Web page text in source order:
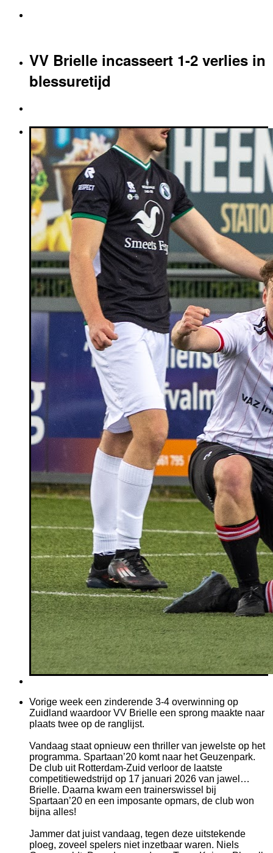
VV Brielle incasseert 1-2 verlies in
blessuretijd
Vorige week een zinderende 3-4 overwinning op
Zuidland waardoor VV Brielle een sprong maakte naar
plaats twee op de ranglijst.
Vandaag staat opnieuw een thriller van jewelste op het
programma. Spartaan’20 komt naar het Geuzenpark.
De club uit Rotterdam-Zuid verloor de laatste
competitiewedstrijd op 17 januari 2026 van jawel…
Brielle. Daarna kwam een trainerswissel bij
Spartaan’20 en een imposante opmars, de club won
bijna alles!
Jammer dat juist vandaag, tegen deze uitstekende
ploeg, zoveel spelers niet inzetbaar waren. Niels